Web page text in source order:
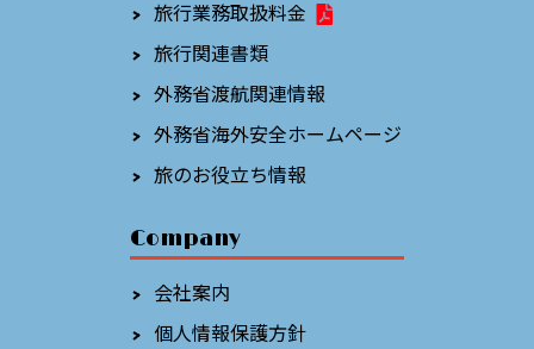
旅行業務取扱料金
旅行関連書類
外務省渡航関連情報
外務省海外安全ホームページ
旅のお役立ち情報
Company
会社案内
個人情報保護方針